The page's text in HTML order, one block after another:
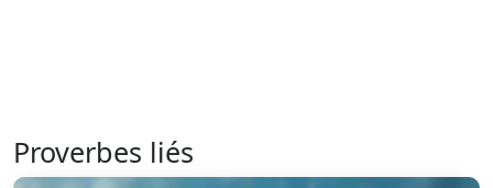
Proverbes liés